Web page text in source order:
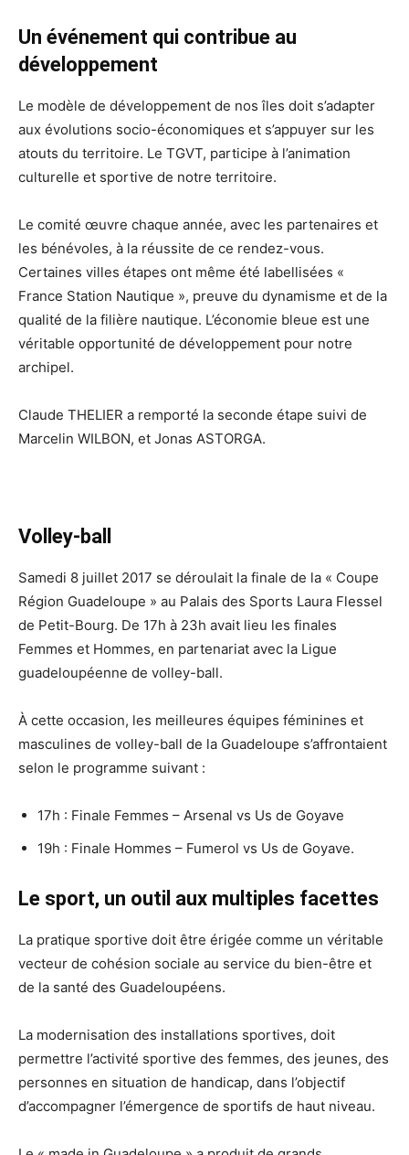
Un événement qui contribue au
développement
Le modèle de développement de nos îles doit s’adapter
aux évolutions socio-économiques et s’appuyer sur les
atouts du territoire. Le TGVT, participe à l’animation
culturelle et sportive de notre territoire.
Le comité œuvre chaque année, avec les partenaires et
les bénévoles, à la réussite de ce rendez-vous.
Certaines villes étapes ont même été labellisées «
France Station Nautique », preuve du dynamisme et de la
qualité de la filière nautique. L’économie bleue est une
véritable opportunité de développement pour notre
archipel.
Claude THELIER a remporté la seconde étape suivi de
Marcelin WILBON, et Jonas ASTORGA.
Volley-ball
Samedi 8 juillet 2017 se déroulait la finale de la « Coupe
Région Guadeloupe » au Palais des Sports Laura Flessel
de Petit-Bourg. De 17h à 23h avait lieu les finales
Femmes et Hommes, en partenariat avec la Ligue
guadeloupéenne de volley-ball.
À cette occasion, les meilleures équipes féminines et
masculines de volley-ball de la Guadeloupe s’affrontaient
selon le programme suivant :
17h : Finale Femmes – Arsenal vs Us de Goyave
19h : Finale Hommes – Fumerol vs Us de Goyave.
Le sport, un outil aux multiples facettes
La pratique sportive doit être érigée comme un véritable
vecteur de cohésion sociale au service du bien-être et
de la santé des Guadeloupéens.
La modernisation des installations sportives, doit
permettre l’activité sportive des femmes, des jeunes, des
personnes en situation de handicap, dans l’objectif
d’accompagner l’émergence de sportifs de haut niveau.